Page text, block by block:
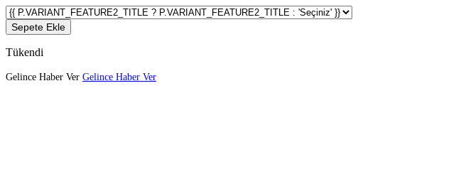
Sepete Ekle
Tükendi
Gelince Haber Ver Gelince Haber Ver